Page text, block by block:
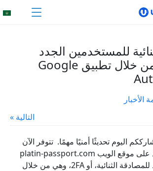
للمستخدمين الجدد
متاحة فقط من خلال تطبيق Google
الأخبار
التالية »
اليوم تحديثًا أمنيًا مهمًا. تتوفر الآن
طريقة واحدة فقط للمصادقة الثنائية، أو 2FA، وهي من خلال